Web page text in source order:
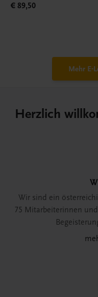
€ 89,50
Mehr E-
Herzlich
Wir sind ein
75 Mitarbeiterinnen